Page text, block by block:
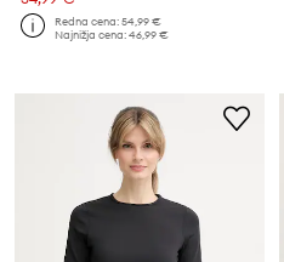
Redna cena:54,99 €
Najnižja cena:46,99 €